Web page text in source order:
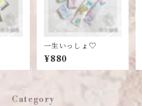
一生いっしょ♡
¥880
Category